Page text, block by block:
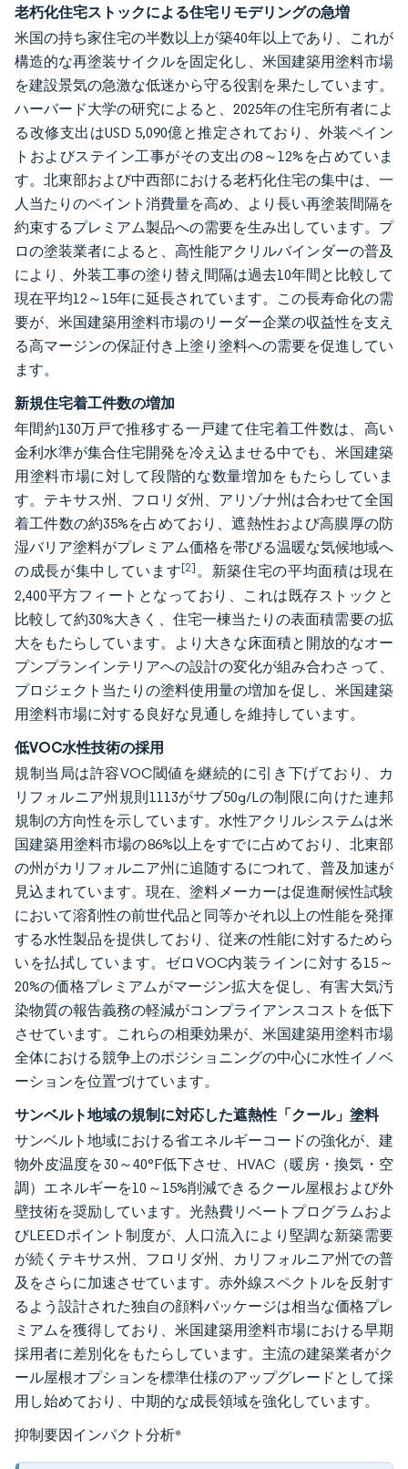
老朽化住宅ストックによる住宅リモデリングの急増
米国の持ち家住宅の半数以上が築40年以上であり、これが
構造的な再塗装サイクルを固定化し、米国建築用塗料市場
を建設景気の急激な低迷から守る役割を果たしています。
ハーバード大学の研究によると、2025年の住宅所有者によ
る改修支出はUSD 5,090億と推定されており、外装ペイン
トおよびステイン工事がその支出の8～12%を占めていま
す。北東部および中西部における老朽化住宅の集中は、一
人当たりのペイント消費量を高め、より長い再塗装間隔を
約束するプレミアム製品への需要を生み出しています。プ
ロの塗装業者によると、高性能アクリルバインダーの普及
により、外装工事の塗り替え間隔は過去10年間と比較して
現在平均12～15年に延長されています。この長寿命化の需
要が、米国建築用塗料市場のリーダー企業の収益性を支え
る高マージンの保証付き上塗り塗料への需要を促進してい
ます。
新規住宅着工件数の増加
年間約130万戸で推移する一戸建て住宅着工件数は、高い
金利水準が集合住宅開発を冷え込ませる中でも、米国建築
用塗料市場に対して段階的な数量増加をもたらしていま
す。テキサス州、フロリダ州、アリゾナ州は合わせて全国
着工件数の約35%を占めており、遮熱性および高膜厚の防
湿バリア塗料がプレミアム価格を帯びる温暖な気候地域へ
の成長が集中しています[2]。新築住宅の平均面積は現在
2,400平方フィートとなっており、これは既存ストックと
比較して約30%大きく、住宅一棟当たりの表面積需要の拡
大をもたらしています。より大きな床面積と開放的なオー
プンプランインテリアへの設計の変化が組み合わさって、
プロジェクト当たりの塗料使用量の増加を促し、米国建築
用塗料市場に対する良好な見通しを維持しています。
低VOC水性技術の採用
規制当局は許容VOC閾値を継続的に引き下げており、カ
リフォルニア州規則1113がサブ50g/Lの制限に向けた連邦
規制の方向性を示しています。水性アクリルシステムは米
国建築用塗料市場の86%以上をすでに占めており、北東部
の州がカリフォルニア州に追随するにつれて、普及加速が
見込まれています。現在、塗料メーカーは促進耐候性試験
において溶剤性の前世代品と同等かそれ以上の性能を発揮
する水性製品を提供しており、従来の性能に対するためら
いを払拭しています。ゼロVOC内装ラインに対する15～
20%の価格プレミアムがマージン拡大を促し、有害大気汚
染物質の報告義務の軽減がコンプライアンスコストを低下
させています。これらの相乗効果が、米国建築用塗料市場
全体における競争上のポジショニングの中心に水性イノベ
ーションを位置づけています。
サンベルト地域の規制に対応した遮熱性「クール」塗料
サンベルト地域における省エネルギーコードの強化が、建
物外皮温度を30～40°F低下させ、HVAC（暖房・換気・空
調）エネルギーを10～15%削減できるクール屋根および外
壁技術を奨励しています。光熱費リベートプログラムおよ
びLEEDポイント制度が、人口流入により堅調な新築需要
が続くテキサス州、フロリダ州、カリフォルニア州での普
及をさらに加速させています。赤外線スペクトルを反射す
るよう設計された独自の顔料パッケージは相当な価格プレ
ミアムを獲得しており、米国建築用塗料市場における早期
採用者に差別化をもたらしています。主流の建築業者がク
ール屋根オプションを標準仕様のアップグレードとして採
用し始めており、中期的な成長領域を強化しています。
抑制要因インパクト分析*